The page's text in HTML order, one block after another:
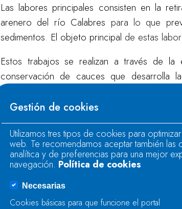
Las labores principales consisten en la
arenero del río Calabres para lo que p
sedimentos. El objeto principal de estas
Estos trabajos se realizan a través de la
conservación de cauces que desarrolla
las
de los ayuntamientos.
En el año 2024 la inversión realizada en
2,6 millones de euros, repartida en 166
Gestión de cookies
Utilizamos tres tipos de cookies para
web. Te recomendamos aceptar también las
analítica y de preferencias para una mejor
navegación. Política de cookies
Necesarias
Cookies básicas para que funcione el portal